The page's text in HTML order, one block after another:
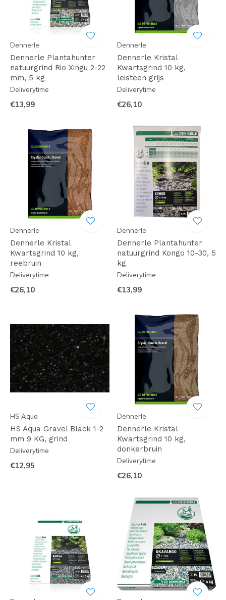
Dennerle
Dennerle Plantahunter
natuurgrind Rio Xingu 2-22
mm, 5 kg
Deliverytime
€13,99
Dennerle
Dennerle Kristal
Kwartsgrind 10 kg,
leisteen grijs
Deliverytime
€26,10
Dennerle
Dennerle Kristal
Kwartsgrind 10 kg,
reebruin
Deliverytime
€26,10
Dennerle
Dennerle Plantahunter
natuurgrind Kongo 10-30, 5
kg
Deliverytime
€13,99
HS Aqua
HS Aqua Gravel Black 1-2
mm 9 KG, grind
Deliverytime
€12,95
Dennerle
Dennerle Kristal
Kwartsgrind 10 kg,
donkerbruin
Deliverytime
€26,10